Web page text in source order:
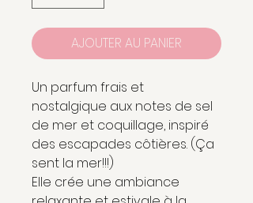
AJOUTER AU PANIER
Un parfum frais et
nostalgique aux notes de sel
de mer et coquillage, inspiré
des escapades côtières. (Ça
sent la mer!!!)
Elle crée une ambiance